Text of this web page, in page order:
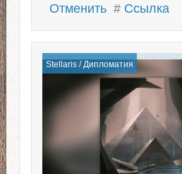
Отменить # Ссылка
Stellaris/ Дипломатия